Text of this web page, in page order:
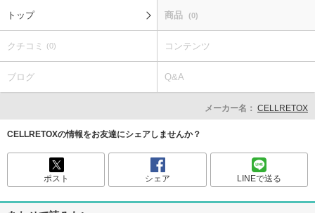
トップ 商品 (0)
クチコミ (0) コンテンツ
ブログ Q&A
メーカー名： CELLRETOX
CELLRETOXの情報をお友達にシェアしませんか？
ポスト シェア LINEで送る